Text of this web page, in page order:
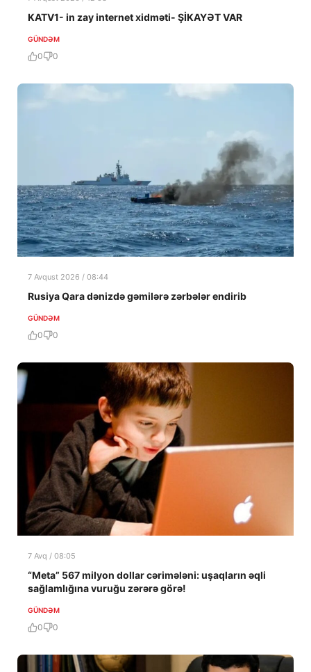
KATV1- in zay internet xidməti- ŞİKAYƏT VAR
GÜNDƏM
0 0
7 Avqust 2026 / 08:44
Rusiya Qara dənizdə gəmilərə zərbələr endirib
GÜNDƏM
0 0
7 Avq / 08:05
“Meta” 567 milyon dollar cərimələni: uşaqların əqli
sağlamlığına vuruğu zərərə görə!
GÜNDƏM
0 0